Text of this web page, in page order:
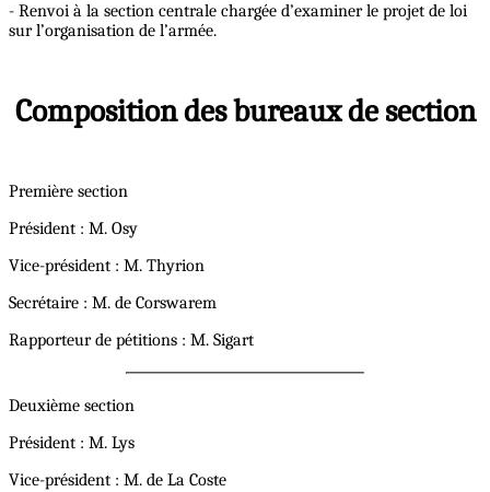
- Renvoi à la section centrale chargée d’examiner le projet de loi
sur l’organisation de l’armée.
Composition des bureaux de section
Première section
Président : M. Osy
Vice-président : M. Thyrion
Secrétaire : M. de Corswarem
Rapporteur de pétitions : M. Sigart
Deuxième section
Président : M. Lys
Vice-président : M. de La Coste